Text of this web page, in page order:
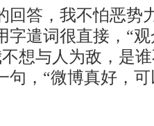
答，我不怕恶势力
字遣词很直接，“
想与人为敌，是
句，“微博真好，